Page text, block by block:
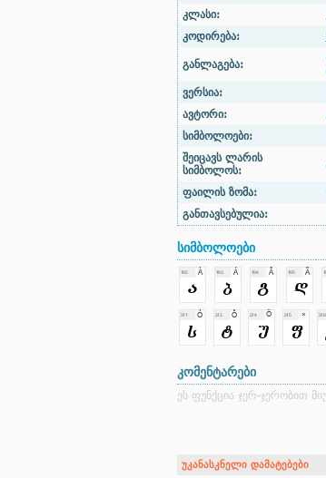
კლასი:
კოდირება:
განლაგება:
ვერსია:
ავტორი:
სიმბოლოები:
შეიცავს ლარის
სიმბოლოს:
ფაილის ზომა:
განთავსებულია:
სიმბოლოები
კომენტარები
ეს ფუნქცია ჯერ-ჯერობით
უკანასკნელი დამატებები